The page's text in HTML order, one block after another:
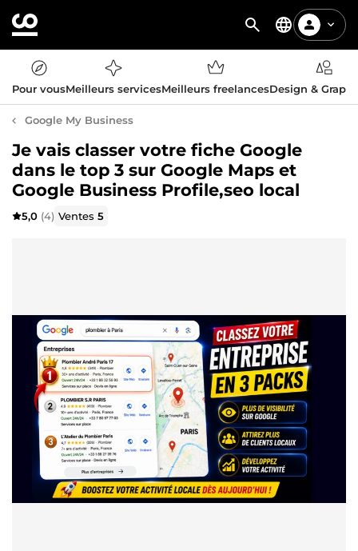
Pour vousMeilleurs servicesMeilleurs freelancesDesign &
Google My Business
Je vais classer votre fiche Google
dans le top 3 sur Google Maps et
Google Business Profile,seo local
5,0 (4) Ventes5